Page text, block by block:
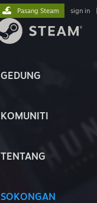
GEDUNG
KOMUNITI
TENTANG
SOKONGAN
Pasang Steam sign in